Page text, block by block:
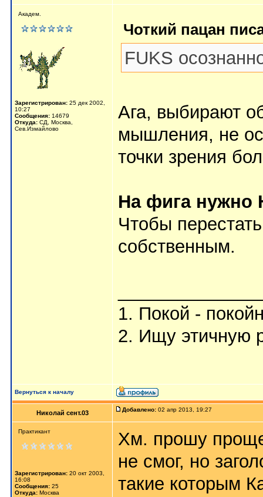
Академ.
Зарегистрирован: 25 дек 2002,
10:27
Сообщения: 14679
Откуда: СД, Москва,
Сев.Измайлово
Чоткий пацан
FUKS
Ага, выбирают
мышления, не
точки зрения
На фига нужно
Чтобы
собственным.
1. Покой -
2. Ищу этичную
Вернуться к началу
Николай сент.03 Добавлено: 02 апр 2013, 19:27
Практикант
Зарегистрирован: 20 окт 2003,
16:08
Сообщения: 25
Откуда: Москва
Хм. прошу
не смог, но
такие которым